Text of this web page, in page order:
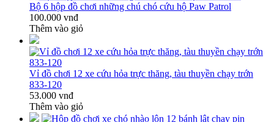
Bộ 6 hộp đồ chơi những chú chó cứu hộ Paw Patrol
100.000 vnđ
Thêm vào giỏ
Vỉ đồ chơi 12 xe cứu hỏa trực thăng, tàu thuyền chạy trớn
833-120
53.000 vnđ
Thêm vào giỏ